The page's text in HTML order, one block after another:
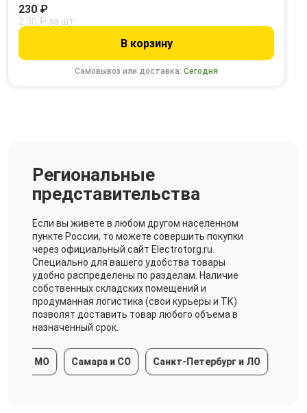
Самовывоз или доставка:Сегодня
230 ₽
2.30 ₽ за шт
В корзину
Региональные
представительства
Если вы живете в любом другом населенном
пункте России, то можете совершить покупки
через официальный сайт Electrotorg.ru.
Специально для вашего удобства товары
удобно распределены по разделам. Наличие
собственных складских помещений и
продуманная логистика (свои курьеры и ТК)
позволят доставить товар любого объема в
назначенный срок.
Самара и СО Санкт-Петербург и ЛО